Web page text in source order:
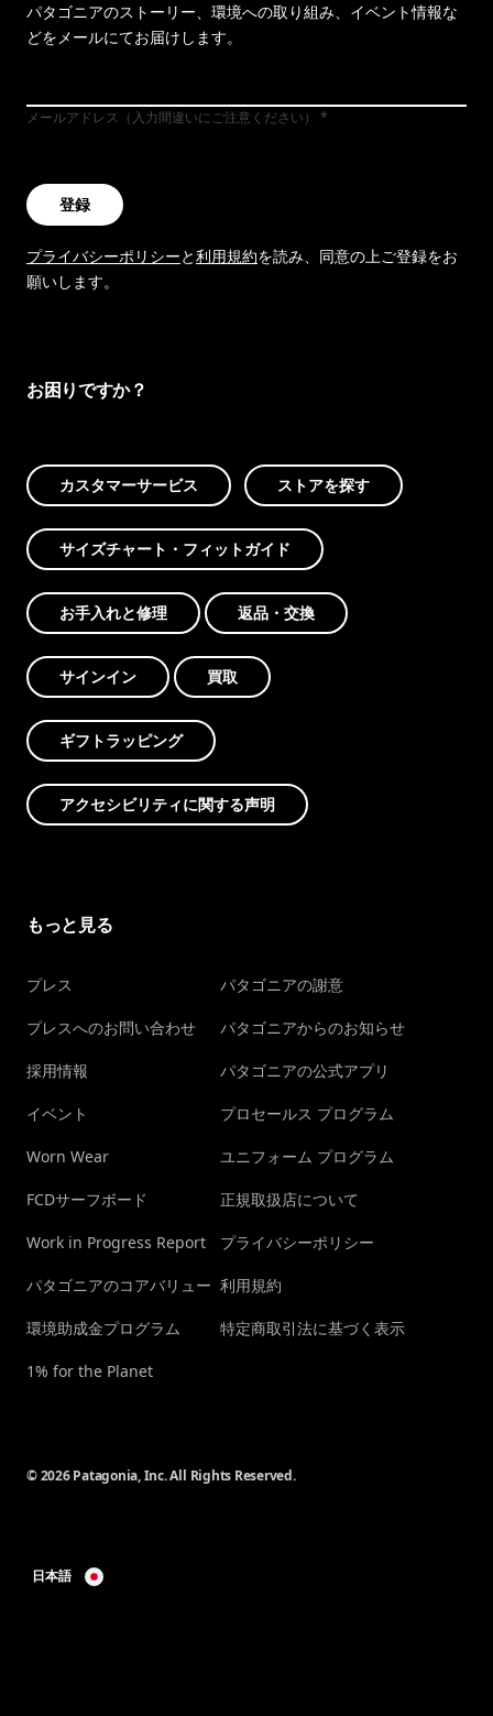
パタゴニアのストーリー、環境への取り組み、イベント情報な
どをメールにてお届けします。
メールアドレス（入力間違いにご注意ください）
登録
プライバシーポリシーと利用規約を読み、同意の上ご登録をお
願いします。
お困りですか？
カスタマーサービス ストアを探す
サイズチャート・フィットガイド
お手入れと修理 返品・交換
サインイン 買取
ギフトラッピング
アクセシビリティに関する声明
もっと見る
プレス
プレスへのお問い合わせ
採用情報
イベント
Worn Wear
FCDサーフボード
Work in Progress Report
パタゴニアのコアバリュー
環境助成金プログラム
1% for the Planet
パタゴニアの謝意
パタゴニアからのお知らせ
パタゴニアの公式アプリ
プロセールス プログラム
ユニフォーム プログラム
正規取扱店について
プライバシーポリシー
利用規約
特定商取引法に基づく表示
© 2026 Patagonia, Inc. All Rights Reserved.
日本語